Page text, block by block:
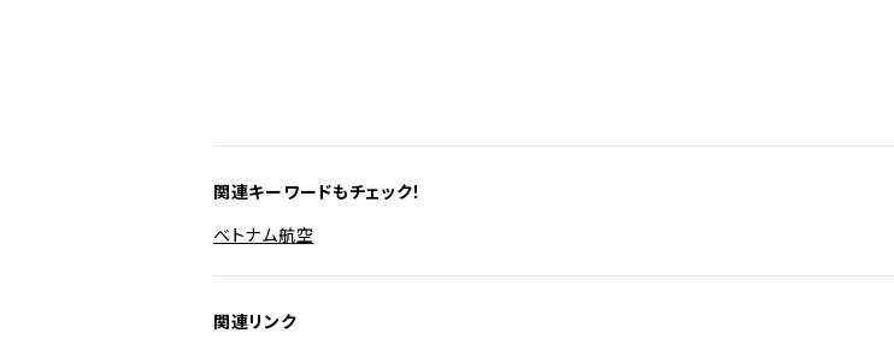
関連キーワードもチェック！
ベトナム航空
関連リンク